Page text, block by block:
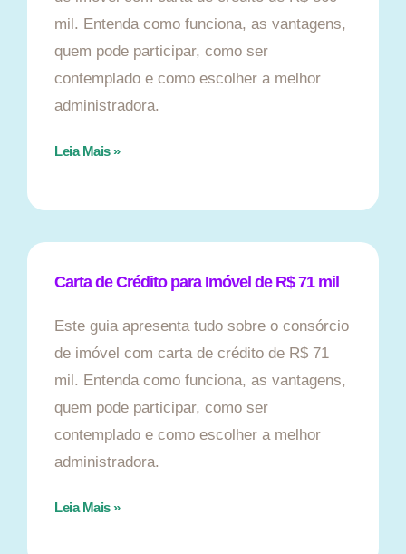
mil. Entenda como funciona, as vantagens,
quem pode participar, como ser
contemplado e como escolher a melhor
administradora.
Leia Mais »
Carta de Crédito para Imóvel de R$ 71 mil
Este guia apresenta tudo sobre o consórcio
de imóvel com carta de crédito de R$ 71
mil. Entenda como funciona, as vantagens,
quem pode participar, como ser
contemplado e como escolher a melhor
administradora.
Leia Mais »